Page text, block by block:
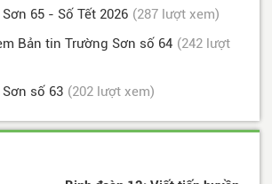
65 - Số Tết 2026 (287 lượt xem)
Bản tin Trường Sơn số 64 (242 lượt
số 63 (202 lượt xem)